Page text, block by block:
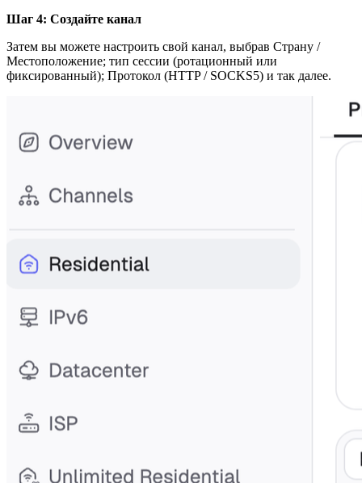
Шаг 4: Создайте канал
Затем вы можете настроить свой канал, выбрав Страну /
Местоположение; тип сессии (ротационный или
фиксированный); Протокол (HTTP / SOCKS5) и так далее.